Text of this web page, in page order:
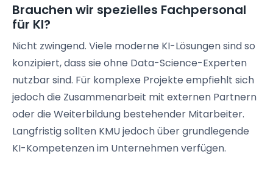
Brauchen wir spezielles Fachpersonal
für KI?
Nicht zwingend. Viele moderne KI-Lösungen sind so
konzipiert, dass sie ohne Data-Science-Experten
nutzbar sind. Für komplexe Projekte empfiehlt sich
jedoch die Zusammenarbeit mit externen Partnern
oder die Weiterbildung bestehender Mitarbeiter.
Langfristig sollten KMU jedoch über grundlegende
KI-Kompetenzen im Unternehmen verfügen.